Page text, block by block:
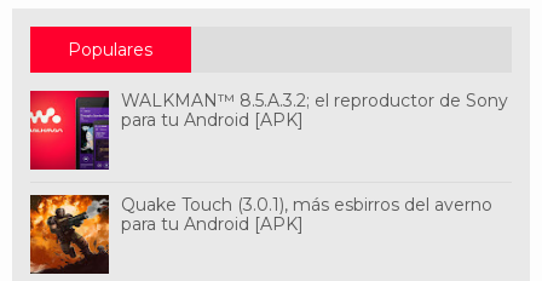
Populares
WALKMAN™ 8.5.A.3.2; el reproductor de Sony
para tu Android [APK]
Quake Touch (3.0.1), más esbirros del averno
para tu Android [APK]